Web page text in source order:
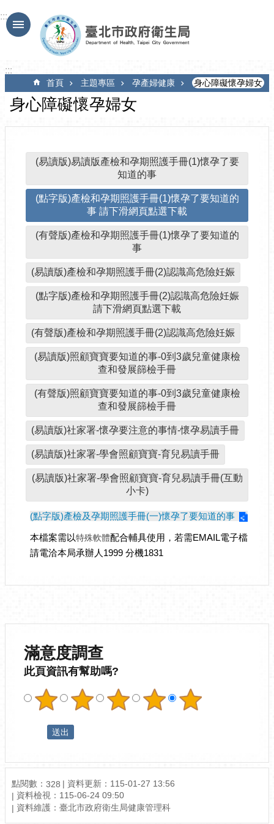
跳到主要內容區塊
:::
:::
首頁 主題專區 孕產婦健康 身心障礙懷孕婦女
身心障礙懷孕婦女
(易讀版)易讀版產檢和孕期照護手冊(1)懷孕了要
知道的事
(點字版)產檢和孕期照護手冊(1)懷孕了要知道的
事 請下滑網頁點選下載
(有聲版)產檢和孕期照護手冊(1)懷孕了要知道的
事
(易讀版)產檢和孕期照護手冊(2)認識高危險妊娠
(點字版)產檢和孕期照護手冊(2)認識高危險妊娠
請下滑網頁點選下載
(有聲版)產檢和孕期照護手冊(2)認識高危險妊娠
(易讀版)照顧寶寶要知道的事-0到3歲兒童健康檢
查和發展篩檢手冊
(有聲版)照顧寶寶要知道的事-0到3歲兒童健康檢
查和發展篩檢手冊
(易讀版)社家署-懷孕要注意的事情-懷孕易讀手冊
(易讀版)社家署-學會照顧寶寶-育兒易讀手冊
(易讀版)社家署-學會照顧寶寶-育兒易讀手冊(互動
小卡)
(點字版)產檢及孕期照護手冊(一)懷孕了要知道的事
本檔案需以特殊軟體配合輔具使用，若需EMAIL電子檔
請電洽本局承辦人1999 分機1831
滿意度調查
此頁資訊有幫助嗎?
點閱數： 328 資料更新： 115-01-27 13:56
資料檢視： 115-06-24 09:50
資料維護： 臺北市政府衛生局健康管理科